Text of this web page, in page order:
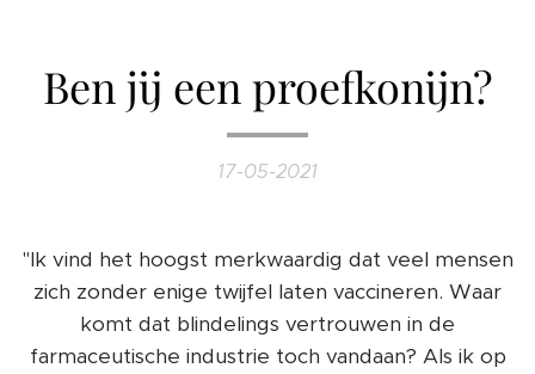
Ben jij een proefkonijn?
17-05-2021
"Ik vind het hoogst merkwaardig dat veel mensen
zich zonder enige twijfel laten vaccineren. Waar
komt dat blindelings vertrouwen in de
farmaceutische industrie toch vandaan? Als ik op